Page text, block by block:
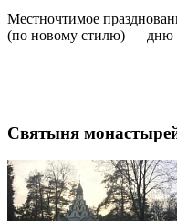
Местночтимое
(по новому стилю) — дню
Святыня